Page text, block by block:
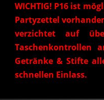
WICHTIG! P16 ist
Partyzettel
verzichtet auf
Taschenkontrollen
Getränke & Stifte
schnellen Einlass.